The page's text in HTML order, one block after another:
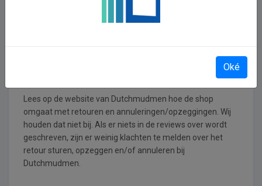
Dutchmudmen is actief in de Sport en recreatie branche.
annuleren bij Dutchmudmen
Lees op de website van Dutchmudmen hoe de shop
omgaat met retouren en annuleringen/opzeggingen. Wij
houden dat niet bij. Als er niets in de reviews over wordt
geschreven, zijn er weinig klachten te melden over het
retour sturen, opzeggen en/of annuleren bij
Dutchmudmen.
Oké